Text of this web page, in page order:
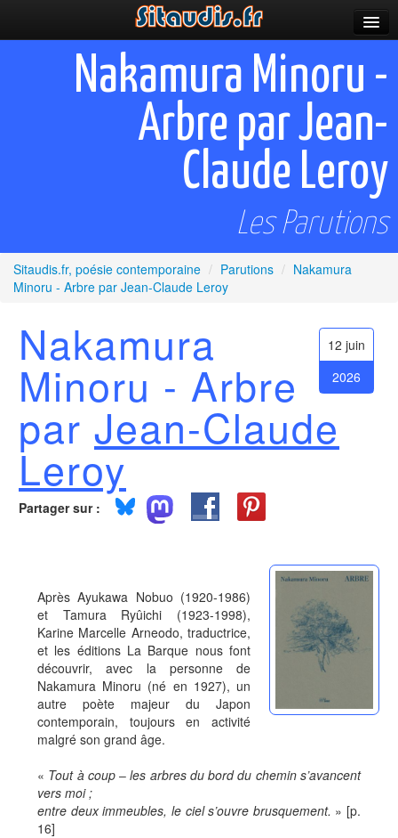
Incitations
Prescriptions
Nakamura Minoru -
Arbre par Jean-
Claude Leroy
Les Parutions
Sitaudis.fr, poésie contemporaine / Parutions / Nakamura
Minoru - Arbre par Jean-Claude Leroy
12 juin
2026
Nakamura
Minoru - Arbre
par Jean-Claude
Leroy
Partager sur :
Après Ayukawa Nobuo (1920-1986)
et Tamura Ryûichi (1923-1998),
Karine Marcelle Arneodo, traductrice,
et les éditions La Barque nous font
découvrir, avec la personne de
Nakamura Minoru (né en 1927), un
autre poète majeur du Japon
contemporain, toujours en activité
malgré son grand âge.
« Tout à coup ‒ les arbres du bord du chemin s’avancent
vers moi ;
entre deux immeubles, le ciel s’ouvre brusquement. » [p.
16]